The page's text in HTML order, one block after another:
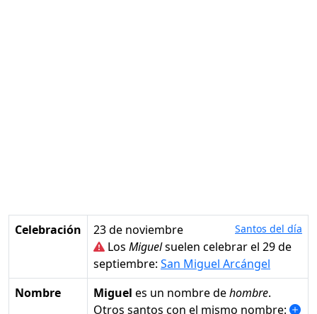
Celebración 23 de noviembre Santos del día
Los Miguelsuelen celebrar el 29 de
septiembre: San Miguel Arcángel
Nombre
Miguel es un nombre dehombre.
Otros santos con el mismo nombre: